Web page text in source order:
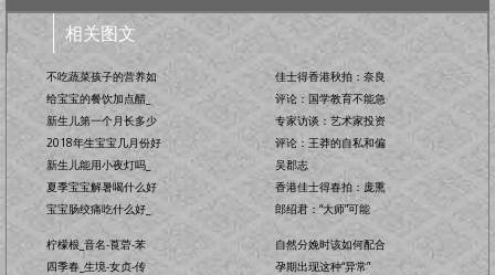
相关图文
不吃蔬菜孩子的营养如
给宝宝的餐饮加点醋_
新生儿第一个月长多少
2018年生宝宝几月份好
新生儿能用小夜灯吗_
夏季宝宝解暑喝什么好
宝宝肠绞痛吃什么好_
佳士得香港秋拍：奈良
评论：国学教育不能急
专家访谈：艺术家投资
评论：王莽的自私和偏
吴郡志
香港佳士得春拍：庞熏
郎绍君：“大师”可能
柠檬根_音名-莨菪-苯
四季春_生境-女贞-传
自然分娩时该如何配合
孕期出现这种“异常”